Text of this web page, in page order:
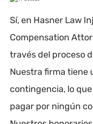
Sí, en Hasner Law
Compensation
través del proceso
Nuestra firma tiene
contingencia, lo
pagar por ningún